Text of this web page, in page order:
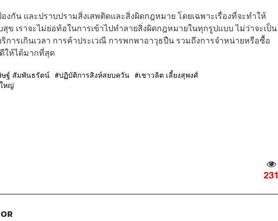
กัน และปราบปรามสิ่งเสพติดและสิ่งผิดกฎหมาย โดยเฉพาะเรื่องที่จะทำให้
ข เราจะไม่ย่อท้อในการเข้าไปทำลายสิ่งผิดกฎหมายในทุกรูปแบบ ไม่ว่าจะเป็น
ารเกินเวลา การค้าประเวณี การพกพาอาวุธปืน รวมถึงการจำหน่ายหรือซื้อ
ให้ได้มากที่สุด
ษฐ์ สัมพันธรัตน์ ปฏิบัติการสิงห์สยบควัน
เชาวลิต เลี้ยงสุพงศ์
หญ่
231